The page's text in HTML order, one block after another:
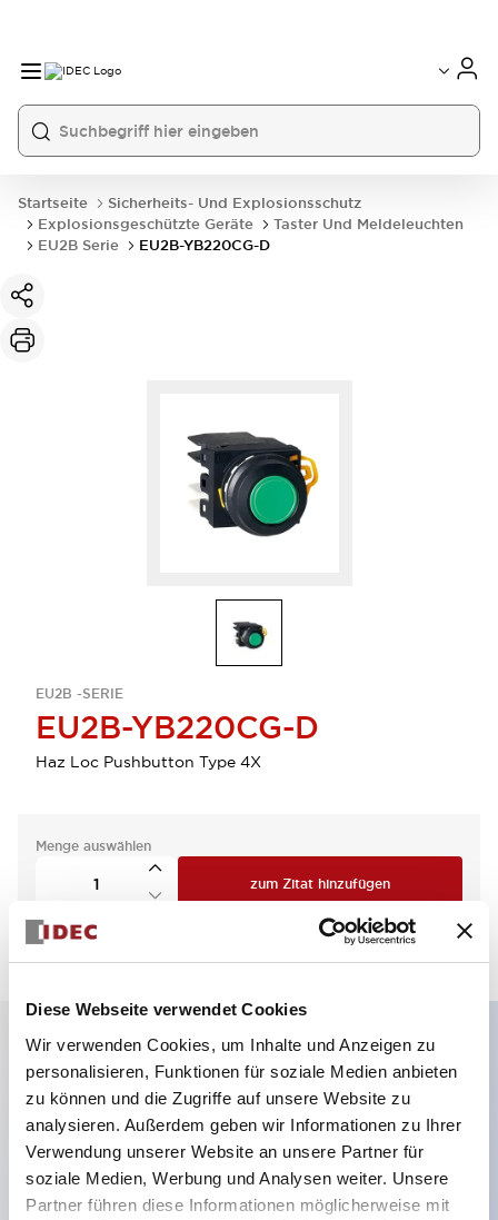
Diese Webseite verwendet Cookies
Wir verwenden Cookies, um Inhalte und Anzeigen zu
personalisieren, Funktionen für soziale Medien anbieten
zu können und die Zugriffe auf unsere Website zu
analysieren. Außerdem geben wir Informationen zu Ihrer
Verwendung unserer Website an unsere Partner für
soziale Medien, Werbung und Analysen weiter. Unsere
Partner führen diese Informationen möglicherweise mit
Startseite
Sicherheits- Und Explosionsschutz
Explosionsgeschützte Geräte
Taster Und Meldeleuchten
EU2B Serie
EU2B-YB220CG-D
EU2B -SERIE
EU2B-YB220CG-D
Haz Loc Pushbutton Type 4X
Menge auswählen
zum Zitat hinzufügen
Hauptmerkmale
Erweiterter Druckknopf, 2NO-Kontakt,
freiliegender Schraubanschluss, grüner Knopf